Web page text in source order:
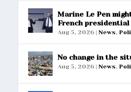
Marine Le Pen
French
Aug 5, 2026 |News,
No change in the
Aug 5, 2026 |News,